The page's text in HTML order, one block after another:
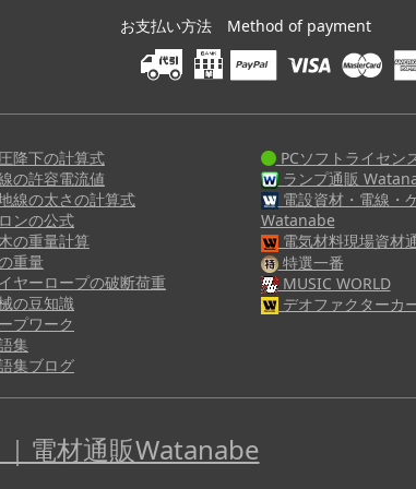
お支払い方法 Method of payment
降下の計算式
の許容電流値
線の太さの計算式
ンの公式
の重量計算
重量
ヤーロープの破断荷重
の豆知識
プワーク
集
集ブログ
PCソフトライセン
ランプ通販
電設資材・電線・
Watanabe
電気材料現場資材
特選一番
MUSIC WORLD
デオファクター
電材通販Watanabe